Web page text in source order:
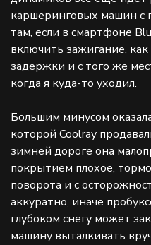
каршеринговых машин с
там, если в смартфоне
включить зажигание,
задержки и с того же
когда я куда-то уходил.
Большим минусом
которой Coolray
зимней дороге она
покрытием плохое,
поворота и с
аккуратно, иначе
глубоком снегу может
машину выталкивать